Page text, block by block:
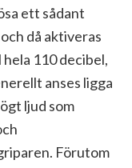
ett sådant
då aktiveras
110 decibel,
anses ligga
ljud som
Förutom